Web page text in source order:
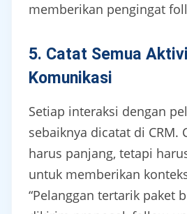
memberikan pengingat
5. Catat Semua
Komunikasi
Setiap interaksi dengan
sebaiknya dicatat di CRM.
harus panjang, tetapi
untuk memberikan
“Pelanggan tertarik paket